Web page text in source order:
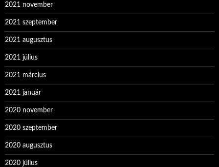
2021 november
2021 szeptember
2021 augusztus
2021 július
2021 március
2021 január
2020 november
2020 szeptember
2020 augusztus
2020 július